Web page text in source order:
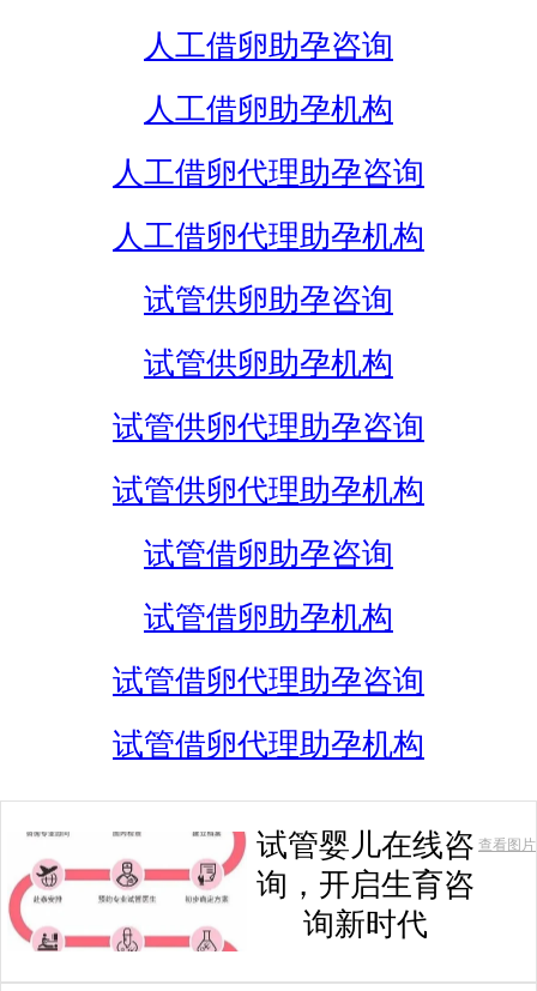
人工借卵助孕咨询
人工借卵助孕机构
人工借卵代理助孕咨询
人工借卵代理助孕机构
试管供卵助孕咨询
试管供卵助孕机构
试管供卵代理助孕咨询
试管供卵代理助孕机构
试管借卵助孕咨询
试管借卵助孕机构
试管借卵代理助孕咨询
试管借卵代理助孕机构
试管婴儿在线咨
询，开启生育咨
询新时代
查看图片